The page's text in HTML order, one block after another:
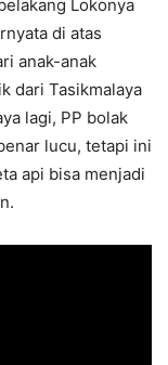
Lokonya
di atas
anak-anak
dari Tasikmalaya
lagi, PP bolak
lucu, tetapi ini
api bisa menjadi